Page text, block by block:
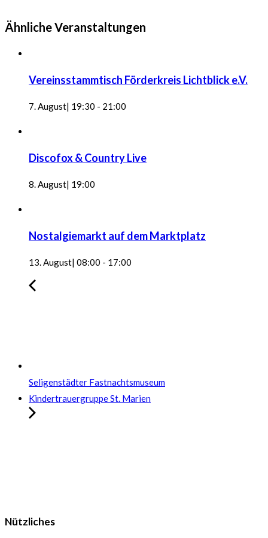
Ähnliche Veranstaltungen
Vereinsstammtisch Förderkreis Lichtblick e.V.
7. August| 19:30 - 21:00
Discofox & Country Live
8. August| 19:00
Nostalgiemarkt auf dem Marktplatz
13. August| 08:00 - 17:00
Seligenstädter Fastnachtsmuseum
Kindertrauergruppe St. Marien
Nützliches